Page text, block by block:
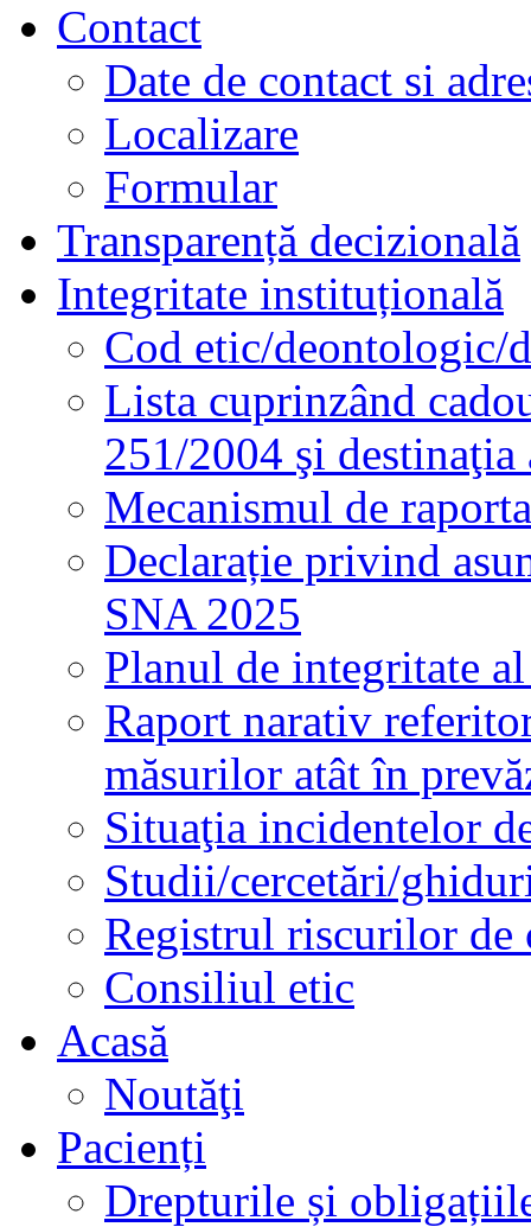
Contact
Date de contact si
Localizare
Formular
Transparență decizională
Integritate instituțională
Cod etic/deontologic/
Lista cuprinzând
251/2004 şi destinaţia
Mecanismul de
Declarație privind
SNA 2025
Planul de integritate
Raport narativ
măsurilor atât în
Situaţia incidentelor
Studii/cercetări/
Registrul riscurilor de
Consiliul etic
Acasă
Noutăţi
Pacienți
Drepturile și